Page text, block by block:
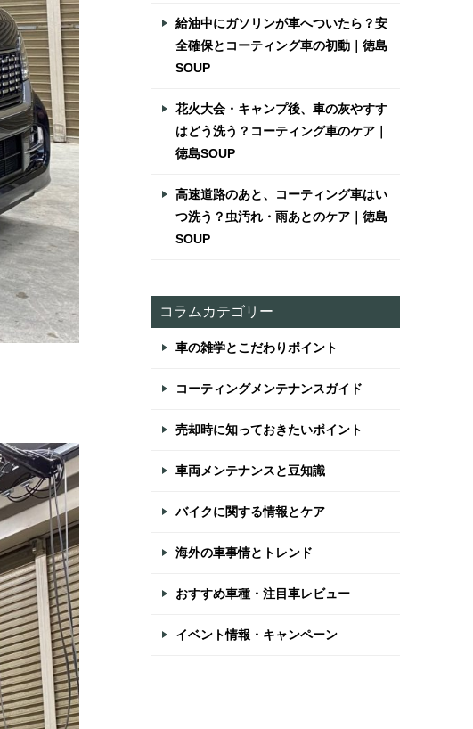
給油中にガソリンが車へついたら？安
全確保とコーティング車の初動｜徳島
SOUP
花火大会・キャンプ後、車の灰やすす
はどう洗う？コーティング車のケア｜
徳島SOUP
高速道路のあと、コーティング車はい
つ洗う？虫汚れ・雨あとのケア｜徳島
SOUP
コラムカテゴリー
車の雑学とこだわりポイント
コーティングメンテナンスガイド
売却時に知っておきたいポイント
車両メンテナンスと豆知識
バイクに関する情報とケア
海外の車事情とトレンド
おすすめ車種・注目車レビュー
イベント情報・キャンペーン